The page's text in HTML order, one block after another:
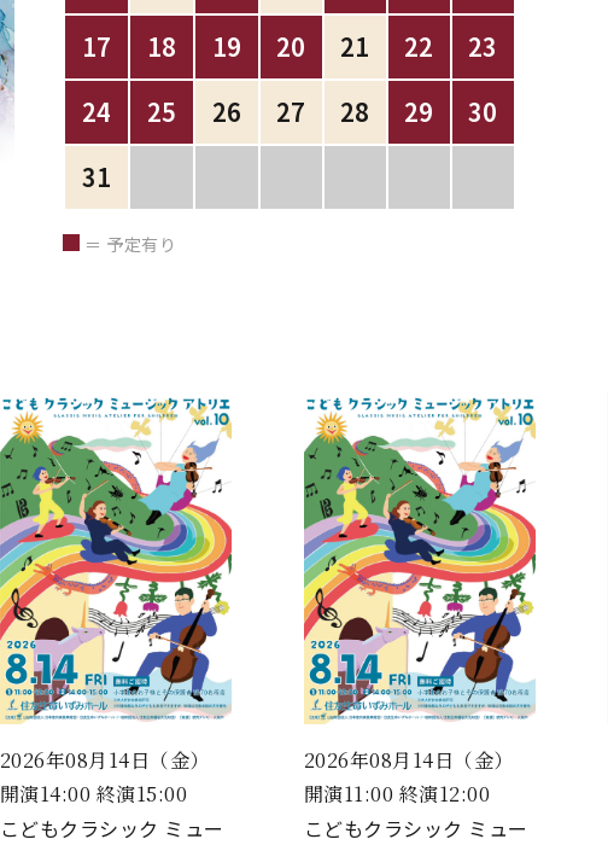
17
18 19 20 21 22
23
24
25 26 27 28 29
30
31
＝ 予定有り
2026年08月14日（金）
開演14:00 終演15:00
こどもクラシック ミュー
2026年08月14日（金）
開演11:00 終演12:00
こどもクラシック ミュー